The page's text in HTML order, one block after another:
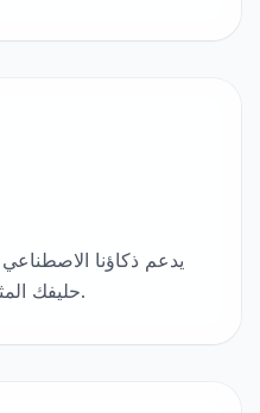
حليفك المثالي في عالم متزايد الترابط.